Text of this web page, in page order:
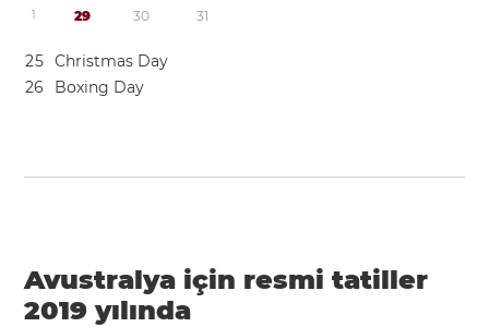
1 29 30 31
25 Christmas Day
26 Boxing Day
Avustralya için resmi tatiller
2019 yılında